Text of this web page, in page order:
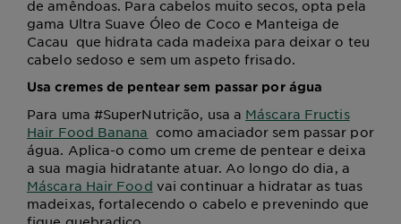
de amêndoas. Para cabelos muito secos, opta pela
gama Ultra Suave Óleo de Coco e Manteiga de
Cacau que hidrata cada madeixa para deixar o teu
cabelo sedoso e sem um aspeto frisado.
Usa cremes de pentear sem passar por água
Para uma #SuperNutrição, usa a Máscara Fructis
Hair Food Banana como amaciador sem passar por
água. Aplica-o como um creme de pentear e deixa
a sua magia hidratante atuar. Ao longo do dia, a
Máscara Hair Food vai continuar a hidratar as tuas
madeixas, fortalecendo o cabelo e prevenindo que